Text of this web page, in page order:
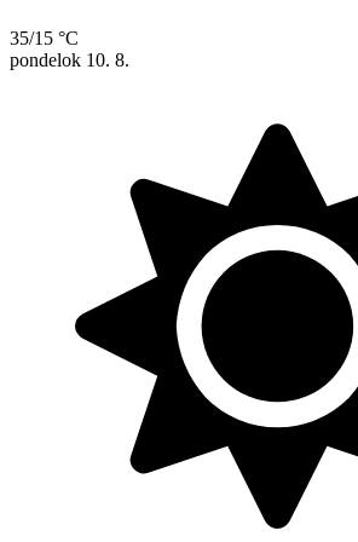
35/15 °C
pondelok 10. 8.